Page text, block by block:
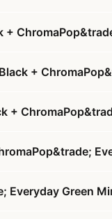
+
+
Everyday Green